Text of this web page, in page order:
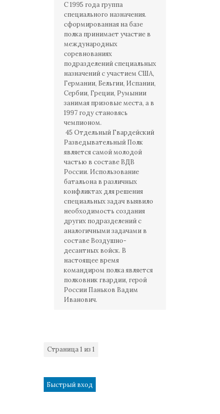
С 1995 года группа
специального назначения.
сформированная на базе
полка принимает участие в
международных
соревнованиях
подразделений специальных
назначений с участием США,
Германии, Бельгии, Испании,
Сербии, Греции, Румынии
занимая призовые места, а в
1997 году становясь
чемпионом.
45 Отдельный Гвардейский
Разведывательный Полк
является самой молодой
частью в составе ВДВ
России. Использование
батальона в различных
конфликтах для решения
специальных задач выявило
необходимость создания
других подразделений с
аналогичными задачами в
составе Воздушно-
десантных войск. В
настоящее время
командиром полка является
полковник гвардии, герой
России Паньков Вадим
Иванович.
Страница1 из 1